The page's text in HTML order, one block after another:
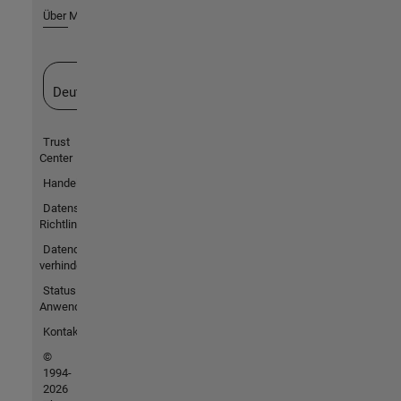
Über MathWorks
Deutschland
Trust
Center
Handelsmarken
Datenschutz-
Richtlinien
Datendiebstahl
verhindern
Status von
Anwendungen
Kontakt
©
1994-
2026